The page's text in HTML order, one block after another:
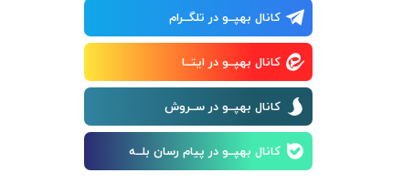
کانال بهپــو در تلگــرام
کانال بهپــو در ایتــا
کانال بهپــو در ســروش
کانال بهپــو در پیام رسان بلــه